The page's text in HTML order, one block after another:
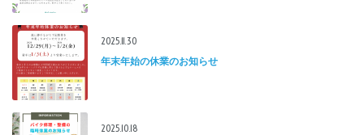
2025.11.30
年末年始の休業のお知らせ
2025.10.18